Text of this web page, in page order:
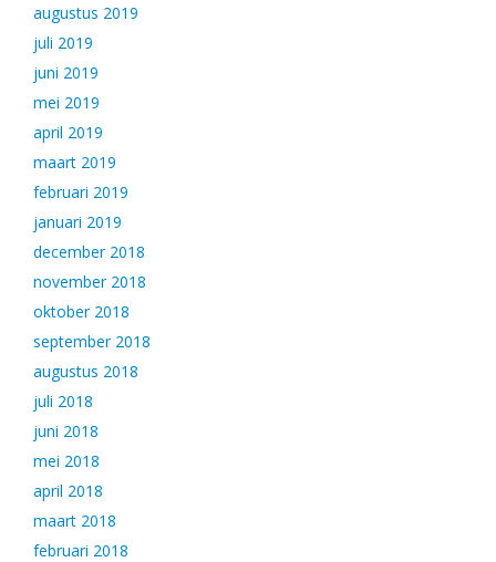
augustus 2019
juli 2019
juni 2019
mei 2019
april 2019
maart 2019
februari 2019
januari 2019
december 2018
november 2018
oktober 2018
september 2018
augustus 2018
juli 2018
juni 2018
mei 2018
april 2018
maart 2018
februari 2018